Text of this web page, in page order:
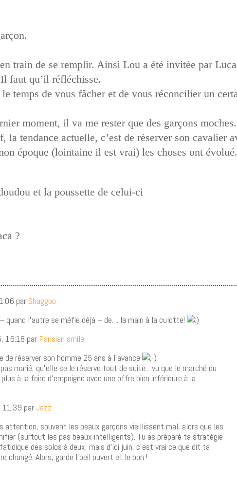
train de se remplir. Ainsi Lou a été invitée par
faut qu’il réfléchisse.
temps de vous fâcher et de vous réconcilier un
moment, il va me rester que des garçons moches.
la tendance actuelle, c’est de réserver son cavalier
époque (lointaine il est vrai) les choses ont
et la poussette de celui-ci
?
par Shaggoo
quand l’autre se méfie déjà – de… la main à la culotte!
16:18 par Parisian smile
de réserver son homme 25 ans à l’avance
marié, qu’elle se le réserve tout de suite…vu que le marché du
à la foire d’empoigne avec une offre bien inférieure à la
11:39 par Jazz
attention, souvent les beaux garçons vieillissent mal, alors que les
(surtout les pas beaux intelligents). Tu as préparé ta stratégie
des solos à deux, mais d’ici juin, c’est vrai ce que dit ta
changé. Alors, garde l’oeil ouvert et le bon !